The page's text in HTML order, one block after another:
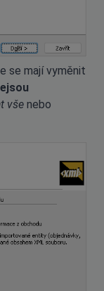
se mají vyměnit
vše nebo